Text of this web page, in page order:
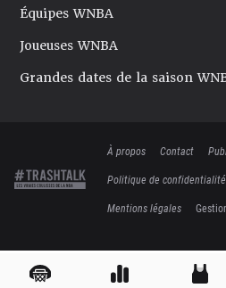
Équipes WNBA
Joueuses WNBA
Grandes dates de la saison
À propos Contact
Politique de confidentialité
Mentions légales